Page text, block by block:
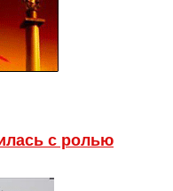
с ролью